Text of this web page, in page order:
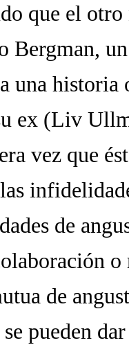
que el otro
Bergman,
una historia
ex (Liv
vez que
de
o
de
pueden dar